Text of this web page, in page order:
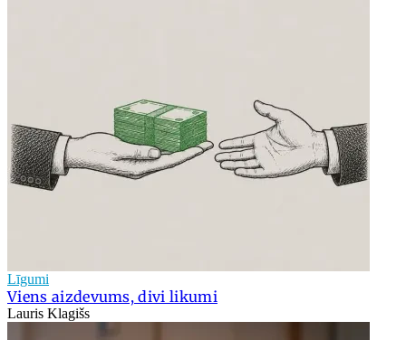
Līgumi
Viens aizdevums, divi likumi
Lauris Klagišs